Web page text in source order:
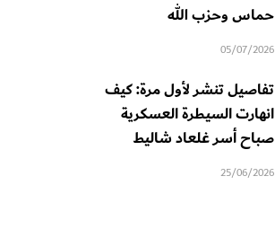
حماس وحزب الله
05/07/2026
تفاصيل تنشر لأول مرة: كيف
انهارت السيطرة العسكرية
صباح أسر غلعاد شاليط
25/06/2026